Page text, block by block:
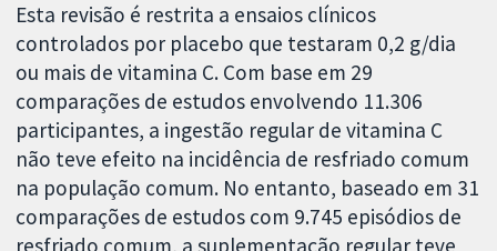
Esta revisão é restrita a ensaios clínicos
controlados por placebo que testaram 0,2 g/dia
ou mais de vitamina C. Com base em 29
comparações de estudos envolvendo 11.306
participantes, a ingestão regular de vitamina C
não teve efeito na incidência de resfriado comum
na população comum. No entanto, baseado em 31
comparações de estudos com 9.745 episódios de